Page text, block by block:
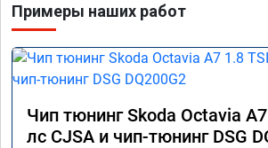
Расход топлива не изменился при
режиме от 7,3 до 8 л, но увеличился в
от 9 до 12. Работы выполняли в г.
ул. Третьяка, 1Б
Примеры наших работ
Чип тюнинг Skoda Octavia
лс CJSA и чип-тюнинг DSG